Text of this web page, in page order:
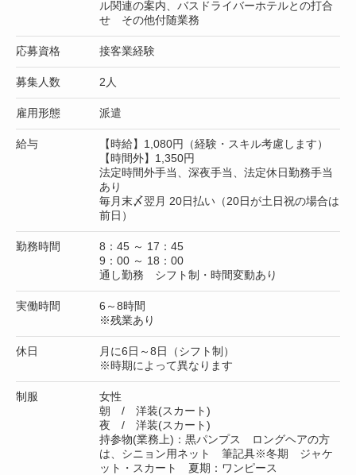
ル関連の案内、バスドライバーホテルとの打合
せ その他付随業務
応募資格 接客業経験
募集人数 2人
雇用形態 派遣
給与
【時給】1,080円（経験・スキル考慮します）
【時間外】1,350円
法定時間外手当、深夜手当、法定休日勤務手当
あり
毎月末〆翌月 20日払い（20日が土日祝の場合は
前日）
勤務時間
8：45 ～ 17：45
9：00 ～ 18：00
通し勤務 シフト制・時間変動あり
実働時間
6～8時間
※残業あり
休日
月に6日～8日（シフト制）
※時期によって異なります
制服
女性
朝 / 洋装(スカート)
夜 / 洋装(スカート)
持参物(業務上)：黒パンプス ロングヘアの方
は、シニョン用ネット 筆記具※冬期 ジャケ
ット・スカート 夏期：ワンピース